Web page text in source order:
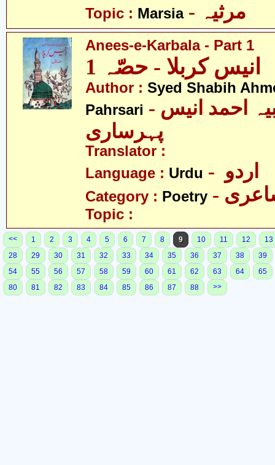
Topic : Marsia
Anees-e-Karbala - Part 1
انیس کربلا - حصّہ 1
Author : Syed Shabih
Pahrsari - سیّد شبیہ احمد انیس
پہرساری
Translator :
Language : Urdu
Category : Poetry
Topic :
<< 1 2 3 4 5 6 7 8 9 10 11 12
13
28
29 30 31 32 33 34 35 36 37 38
39
54
55 56 57 58 59 60 61 62 63 64
65
80
81 82 83 84 85 86 87 88 >>